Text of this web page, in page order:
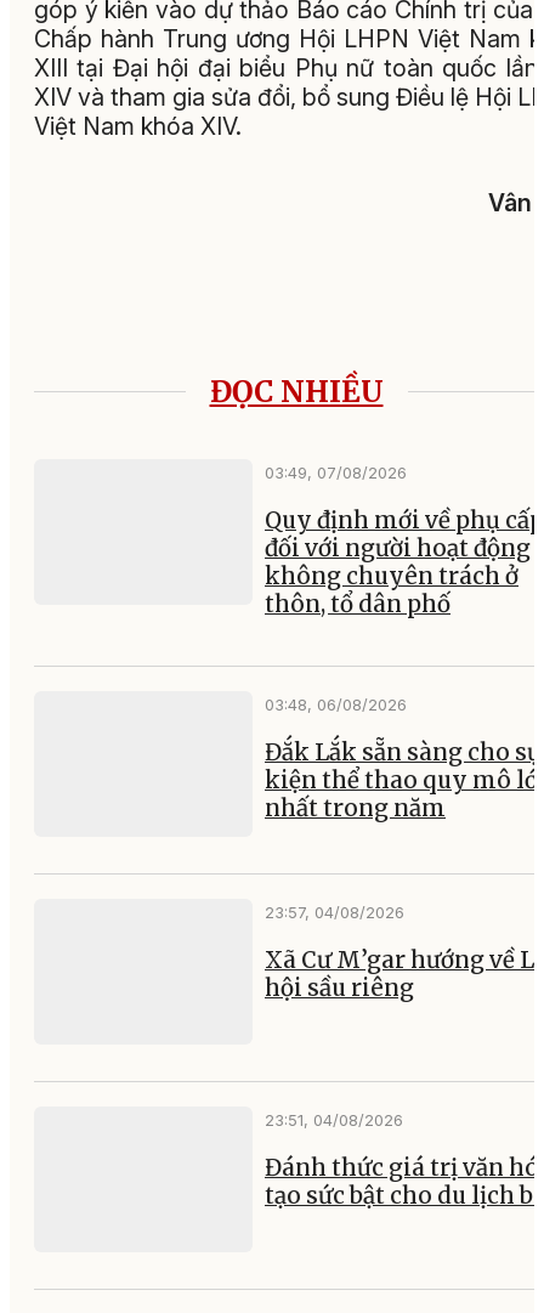
góp ý kiến vào dự thảo Báo cáo Chính trị của
Chấp hành Trung ương Hội LHPN Việt Nam
XIII tại Đại hội đại biểu Phụ nữ toàn quốc
XIV và tham gia sửa đổi, bổ sung Điều lệ Hội
Việt Nam khóa XIV.
Vân
ĐỌC NHIỀU
03:49, 07/08/2026
Quy định mới về phụ cấp
đối với người hoạt động
không chuyên trách ở
thôn, tổ dân phố
03:48, 06/08/2026
Đắk Lắk sẵn sàng cho sự
kiện thể thao quy mô
nhất trong năm
23:57, 04/08/2026
Xã Cư M’gar hướng về
hội sầu riêng
23:51, 04/08/2026
Đánh thức giá trị văn
tạo sức bật cho du lịch